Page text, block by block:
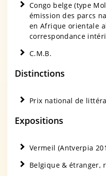
Congo belge (type
émission des parcs
en Afrique orientale
correspondance
C.M.B.
Distinctions
Prix national de
Expositions
Vermeil (Antverpia
Belgique & étranger,